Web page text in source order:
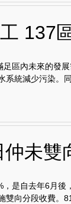
137
區內未來的發
統減少污染。
未雙
是自去年6月後
向分段收費。